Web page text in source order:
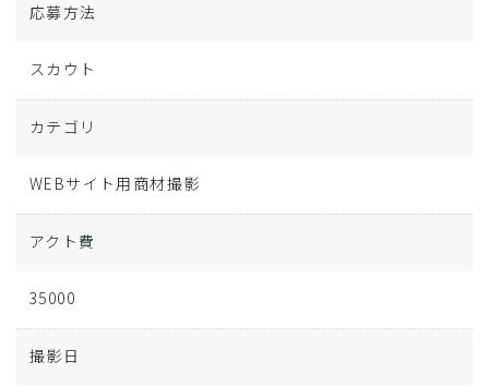
応募方法
スカウト
カテゴリ
WEBサイト用商材撮影
アクト費
35000
撮影日